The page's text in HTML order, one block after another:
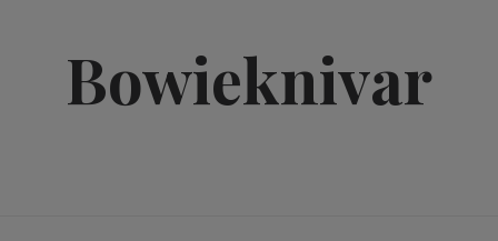
Bowieknivar